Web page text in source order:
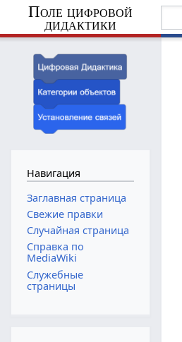
Поле цифровой
дидактики
Навигация
Заглавная страница
Свежие правки
Случайная страница
Справка по
MediaWiki
Служебные
страницы